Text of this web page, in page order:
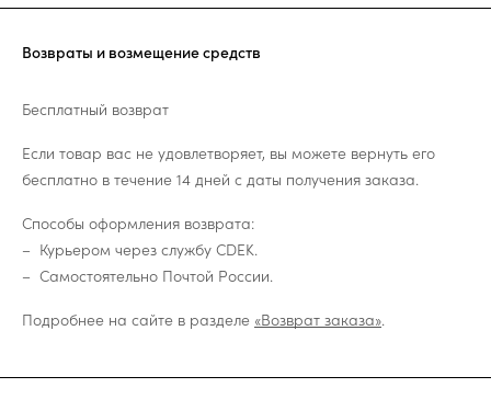
Возвраты и возмещение средств
Бесплатный возврат
Если товар вас не удовлетворяет, вы можете вернуть его
бесплатно в течение 14 дней с даты получения заказа.
Способы оформления возврата:
Курьером через службу CDEK.
Самостоятельно Почтой России.
Подробнее на сайте в разделе «Возврат заказа».